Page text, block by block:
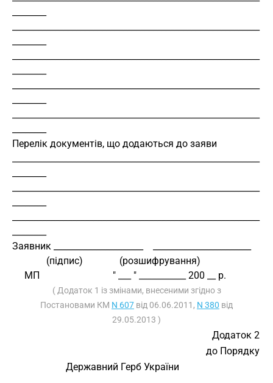
Перелік документів, що додаються до заяви
Заявник _____________________    _______________________
              (підпис)               (розшифрування)
     МП                              " ___ " ___________ 200 __ р.
( Додаток 1 із змінами, внесеними згідно з
Постановами КМ N 607 від 06.06.2011, N 380 від
29.05.2013 )
Додаток 2
до Порядку
                      Державний Герб України